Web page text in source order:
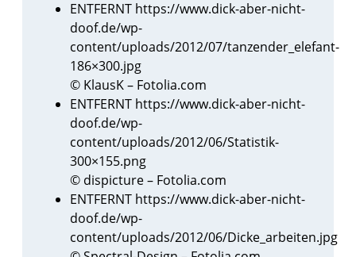
ENTFERNT https://www.dick-aber-nicht-
doof.de/wp-
content/uploads/2012/07/tanzender_elefant-
186×300.jpg
© KlausK – Fotolia.com
ENTFERNT https://www.dick-aber-nicht-
doof.de/wp-
content/uploads/2012/06/Statistik-
300×155.png
© dispicture – Fotolia.com
ENTFERNT https://www.dick-aber-nicht-
doof.de/wp-
content/uploads/2012/06/Dicke_arbeiten.jpg